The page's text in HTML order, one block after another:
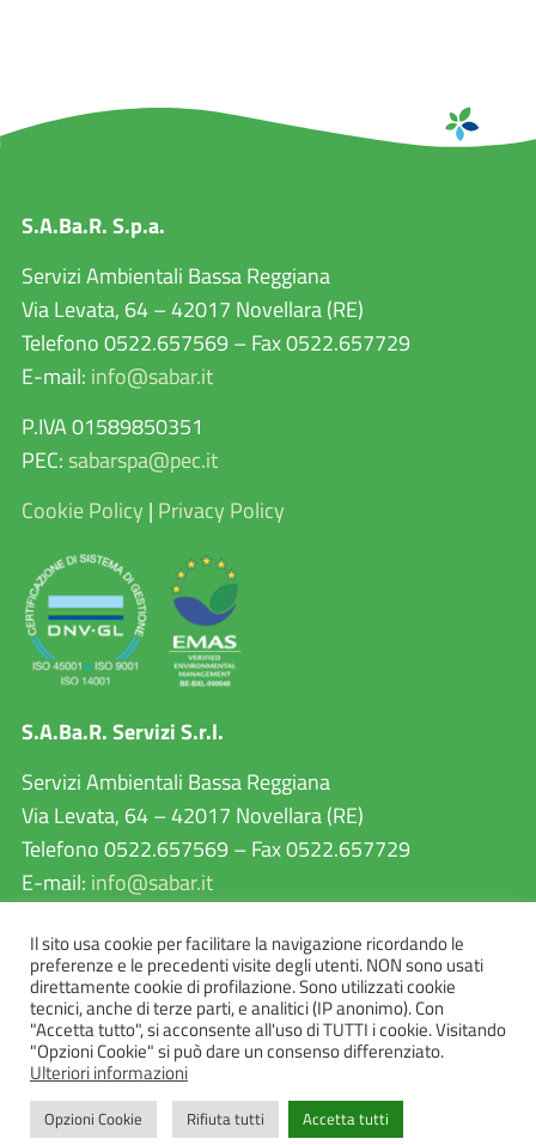
S.A.Ba.R. S.p.a.
Servizi Ambientali Bassa Reggiana
Via Levata, 64 – 42017 Novellara (RE)
Telefono 0522.657569 – Fax 0522.657729
E-mail: info@sabar.it
P.IVA 01589850351
PEC: sabarspa@pec.it
Cookie Policy | Privacy Policy
S.A.Ba.R. Servizi S.r.l.
Servizi Ambientali Bassa Reggiana
Via Levata, 64 – 42017 Novellara (RE)
Telefono 0522.657569 – Fax 0522.657729
E-mail: info@sabar.it
P.IVA 02460240357
PEC:sabarservizisrl@pec.it
Il sito usa cookie per facilitare la navigazione ricordando le
preferenze e le precedenti visite degli utenti. NON sono usati
direttamente cookie di profilazione. Sono utilizzati cookie
tecnici, anche di terze parti, e analitici (IP anonimo). Con
"Accetta tutto", si acconsente all'uso di TUTTI i cookie. Visitando
"Opzioni Cookie" si può dare un consenso differenziato.
Ulteriori informazioni
Opzioni Cookie Rifiuta tutti Accetta tutti